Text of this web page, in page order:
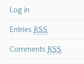
Log in
Entries RSS
Comments RSS